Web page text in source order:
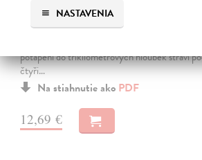
NASTAVENIA
Petr Jaroslav| Elektronická kniha
Vážky létají přes oceán z Indie do
potápění do tříkilometrových hloubek stráví
čtyři…
Na stiahnutie ako PDF
12,69 €